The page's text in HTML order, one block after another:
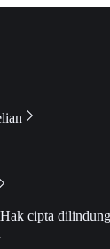
Hak cipta